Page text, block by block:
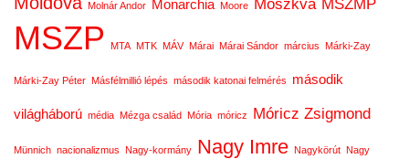
Molnár Andor Monarchia Moore
MSZP MTA MTK MÁV Márai Márai Sándor március Márki-Zay
Márki-Zay Péter Másfélmillió lépés második katonai felmérés második
világháború média Mézga család Mória móricz Móricz Zsigmond
Münnich nacionalizmus Nagy-kormány Nagy Imre Nagykörút Nagy